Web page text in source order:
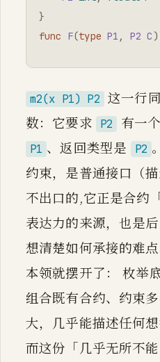
}
func
F(type P1 , P2 C
m2(x P1) P2 这一行
数：它要求
P2 有一
P1 、返回类型是 P2
约束，是普通接口（
不出口的,它正是合约
表达力的来源，也是
想清楚如何承接的难
本领就摆开了： 枚举
组合既有合约、约束
大，几乎能描述任何
而这份「几乎无所不